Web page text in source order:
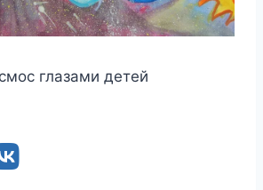
глазами детей